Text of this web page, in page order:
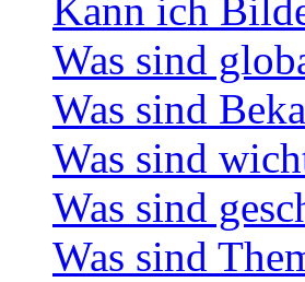
Kann ich
Was sind
Was sind
Was sind
Was sind
Was sind